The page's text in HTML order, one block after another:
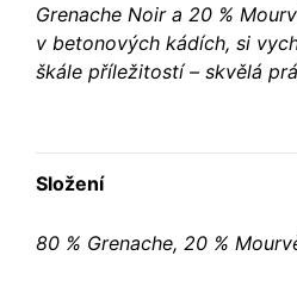
Grenache Noir a 20 %
v betonových kádích, si
škále příležitostí – skvělá
Složení
80 % Grenache, 20 %